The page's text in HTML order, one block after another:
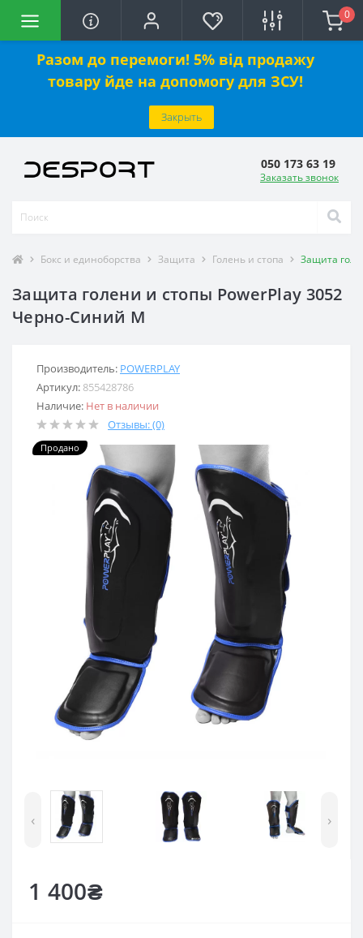
Разом до перемоги! 5% від продажу
товару йде на допомогу для ЗСУ!
Закрыть
0
050 173 63 19
Заказать звонок
Бокс и единоборства Защита Голень и стопа Защита
Защита голени и стопы PowerPlay 3052
Черно-Синий M
Производитель: POWERPLAY
Артикул: 855428786
Наличие: Нет в наличии
Отзывы: (0)
Продано
‹ ›
1 400₴